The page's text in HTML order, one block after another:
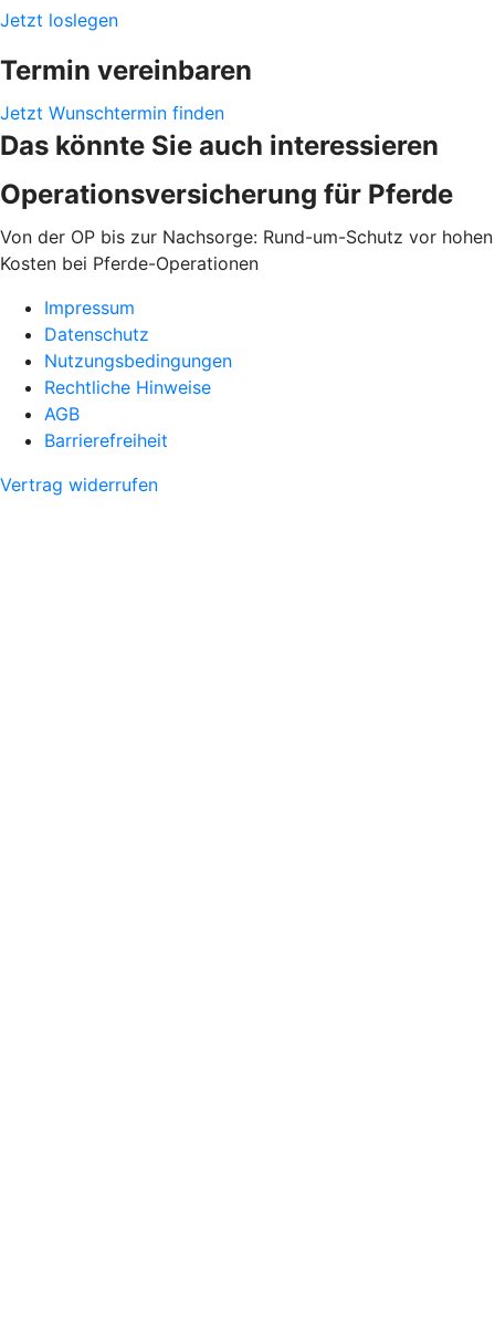
Jetzt loslegen
Termin vereinbaren
Jetzt Wunschtermin finden
Das könnte Sie auch interessieren
Operationsversicherung für Pferde
Von der OP bis zur Nachsorge: Rund-um-Schutz vor hohen
Kosten bei Pferde-Operationen
Impressum
Datenschutz
Nutzungsbedingungen
Rechtliche Hinweise
AGB
Barrierefreiheit
Vertrag widerrufen